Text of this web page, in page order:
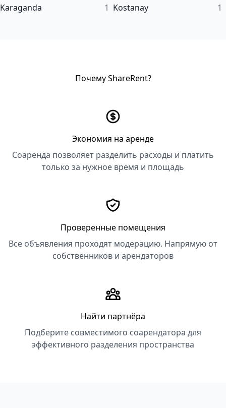
Karaganda
1 Kostanay 1
Почему ShareRent?
Экономия на аренде
Соаренда позволяет разделить расходы и платить
только за нужное время и площадь
Проверенные помещения
Все объявления проходят модерацию. Напрямую от
собственников и арендаторов
Найти партнёра
Подберите совместимого соарендатора для
эффективного разделения пространства